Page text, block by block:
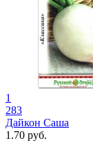
1
283
Дайкон Саша
1.70 руб.